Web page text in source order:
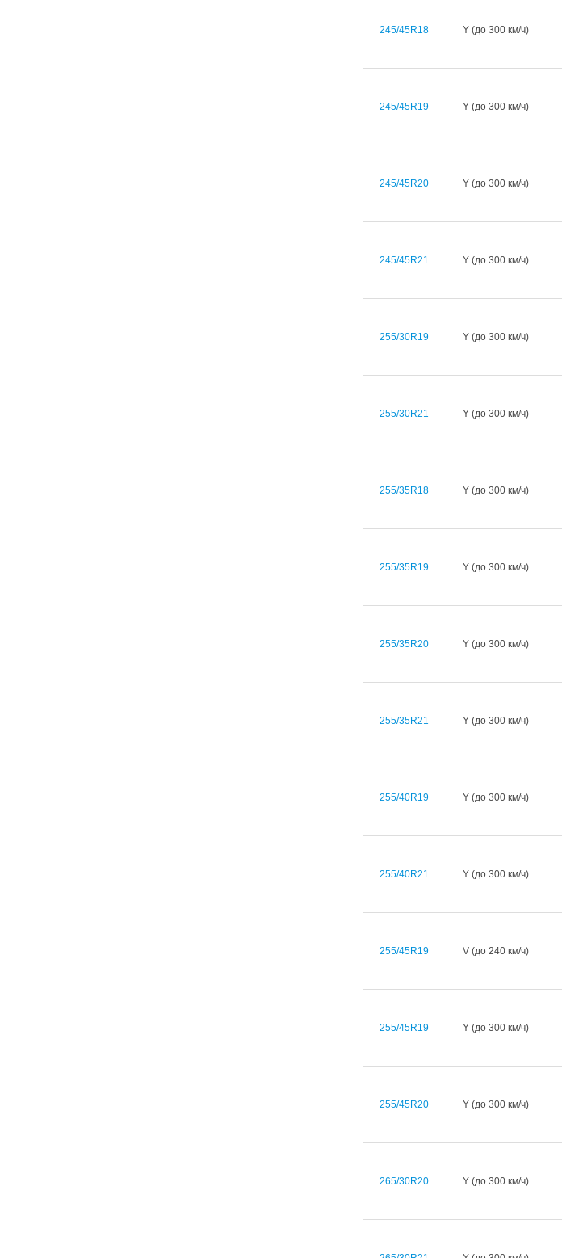
245/45R18 Y (до 300 км/ч)
245/45R19 Y (до 300 км/ч)
245/45R20 Y (до 300 км/ч)
245/45R21 Y (до 300 км/ч)
255/30R19 Y (до 300 км/ч)
255/30R21 Y (до 300 км/ч)
255/35R18 Y (до 300 км/ч)
255/35R19 Y (до 300 км/ч)
255/35R20 Y (до 300 км/ч)
255/35R21 Y (до 300 км/ч)
255/40R19 Y (до 300 км/ч)
255/40R21 Y (до 300 км/ч)
255/45R19 V (до 240 км/ч)
255/45R19 Y (до 300 км/ч)
255/45R20 Y (до 300 км/ч)
265/30R20 Y (до 300 км/ч)